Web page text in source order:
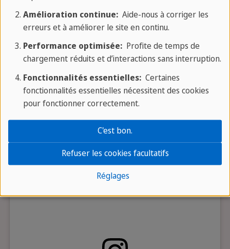
vous cliquez dessus que la vidéo du fournisseur tiers sera
Amélioration continue:Aide-nous à corriger les
erreurs et à améliorer le site en continu.
Performance optimisée:Profite de temps de
chargement réduits et d’interactions sans interruption.
Fonctionnalités essentielles:Certaines
fonctionnalités essentielles nécessitent des cookies
pour fonctionner correctement.
Réglages
Refuser les cookies facultatifs
C'est bon.